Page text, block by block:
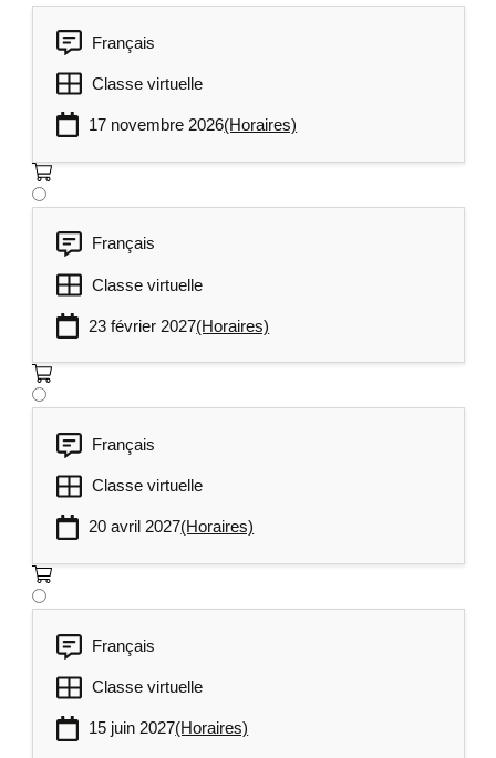
Français
Classe virtuelle
17 novembre 2026(Horaires)
Français
Classe virtuelle
23 février 2027(Horaires)
Français
Classe virtuelle
20 avril 2027(Horaires)
Français
Classe virtuelle
15 juin 2027(Horaires)